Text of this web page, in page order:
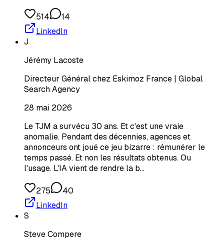
514
14
LinkedIn
J
Jérémy Lacoste
Directeur Général chez Eskimoz France | Global
Search Agency
28 mai 2026
Le TJM a survécu 30 ans. Et c'est une vraie
anomalie. Pendant des décennies, agences et
annonceurs ont joué ce jeu bizarre : rémunérer le
temps passé. Et non les résultats obtenus. Ou
l'usage. L'IA vient de rendre la b…
275
40
LinkedIn
S
Steve Compere